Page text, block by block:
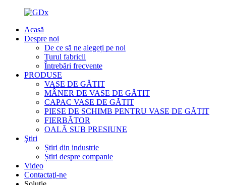
Acasă
Despre noi
De ce să ne alegeți pe noi
Turul fabricii
Întrebări frecvente
PRODUSE
VASE DE GĂTIT
MÂNER DE VASE DE GĂTIT
CAPAC VASE DE GĂTIT
PIESE DE SCHIMB PENTRU VASE DE GĂTIT
FIERBĂTOR
OALĂ SUB PRESIUNE
Ştiri
Știri din industrie
Știri despre companie
Video
Contactaţi-ne